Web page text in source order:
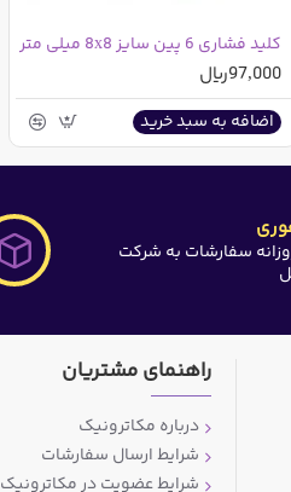
کلید فشاری 6 پین سایز 8x8 میلی متر
97,000ریال
اضافه به سبد خرید
سفارشات به شرکت
راهنمای مشتریان
درباره مکاترونیک
شرایط ارسال سفارشات
شرایط عضویت در مکاترونیک